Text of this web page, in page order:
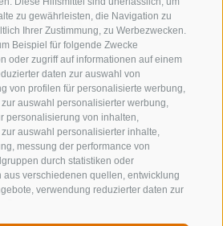
zu gewährleisten, die Navigation zu
Ihrer Zustimmung, zu Werbezwecken.
Beispiel für folgende Zwecke
oder zugriff auf informationen auf einem
daten zur auswahl von
von profilen für personalisierte werbung,
auswahl personalisierter werbung,
personalisierung von inhalten,
auswahl personalisierter inhalte,
messung der performance von
durch statistiken oder
aus verschiedenen quellen, entwicklung
verwendung reduzierter daten zur
am Laufenden
Anmelden